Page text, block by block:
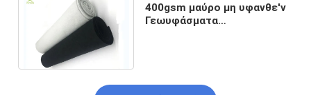
400gsm μαύρο μη υφανθε'ν
Γεωυφάσματα